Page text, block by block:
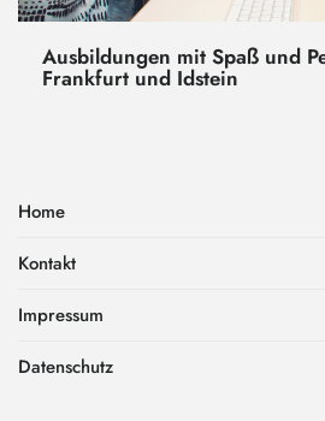
Ausbildungen mit Spaß und
Frankfurt und Idstein
Home
Kontakt
Impressum
Datenschutz